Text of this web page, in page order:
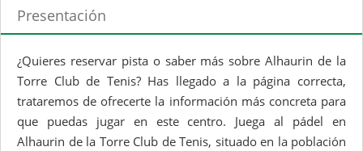
Presentación
¿Quieres reservar pista o saber más sobre Alhaurin de la
Torre Club de Tenis? Has llegado a la página correcta,
trataremos de ofrecerte la información más concreta para
que puedas jugar en este centro. Juega al pádel en
Alhaurin de la Torre Club de Tenis, situado en la población